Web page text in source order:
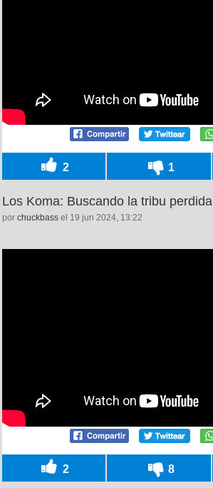
2 1
Los Koma: Buscando la tribu perdida
por chuckbass el 19 jun 2024, 13:22
2 8